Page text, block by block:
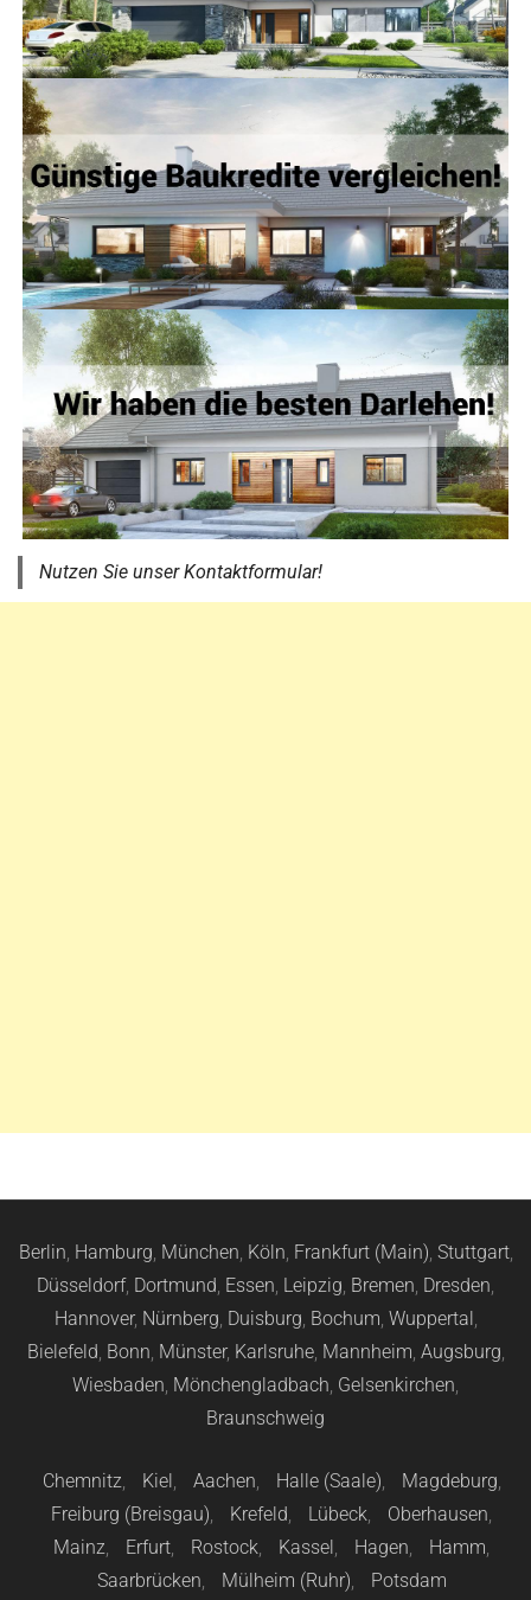
Nutzen Sie unser Kontaktformular!
Berlin, Hamburg, München, Köln, Frankfurt (Main), Stuttgart,
Düsseldorf, Dortmund, Essen, Leipzig, Bremen, Dresden,
Hannover, Nürnberg, Duisburg, Bochum, Wuppertal,
Bielefeld, Bonn, Münster, Karlsruhe, Mannheim, Augsburg,
Wiesbaden, Mönchengladbach, Gelsenkirchen,
Braunschweig
Chemnitz, Kiel, Aachen, Halle (Saale), Magdeburg,
Freiburg (Breisgau), Krefeld, Lübeck, Oberhausen,
Mainz, Erfurt, Rostock, Kassel, Hagen, Hamm,
Saarbrücken, Mülheim (Ruhr), Potsdam